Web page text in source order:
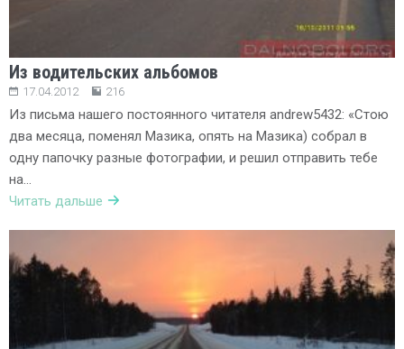
Из водительских альбомов
17.04.2012 216
Из письма нашего постоянного читателя andrew5432: «Стою
два месяца, поменял Мазика, опять на Мазика) собрал в
одну папочку разные фотографии, и решил отправить тебе
на…
Читать дальше